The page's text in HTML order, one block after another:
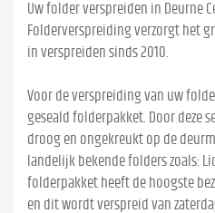
Uw folder verspreiden in Deurne
Folderverspreiding verzorgt het
in verspreiden sinds 2010.
Voor de verspreiding van uw
geseald folderpakket. Door deze
droog en ongekreukt op de
landelijk bekende folders zoals:
folderpakket heeft de hoogste
en dit wordt verspreid van